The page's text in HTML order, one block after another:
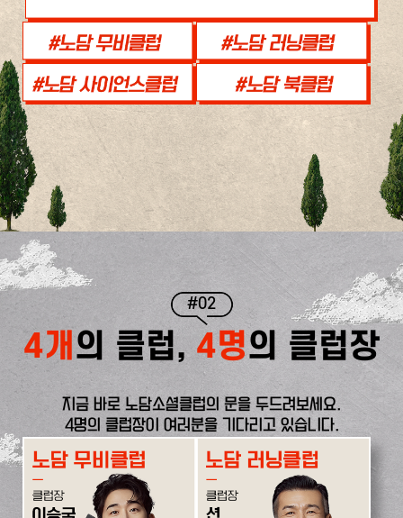
#02
4개 의 클럽, 4명의 클럽장
지금 바로 노담소셜클럽의 문을 두드려보세요.
4명의 클럽장이 여러분을 기다리고 있습니다.